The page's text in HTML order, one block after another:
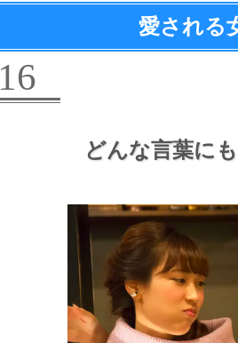
愛される
16
どんな言葉にも